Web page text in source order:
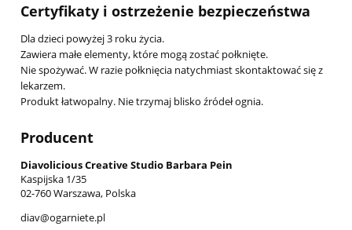
Certyfikaty i ostrzeżenie bezpieczeństwa
Dla dzieci powyżej 3 roku życia.
Zawiera małe elementy, które mogą zostać połknięte.
Nie spożywać. W razie połknięcia natychmiast skontaktować się z
lekarzem.
Produkt łatwopalny. Nie trzymaj blisko źródeł ognia.
Producent
Diavolicious Creative Studio Barbara Pein
Kaspijska 1/35
02-760 Warszawa, Polska
diav@ogarniete.pl